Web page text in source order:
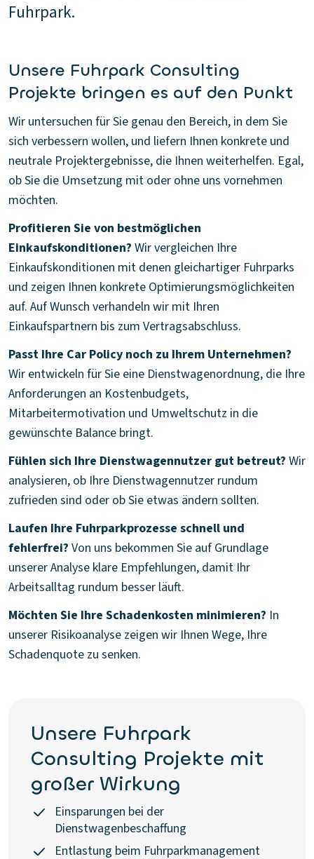
Fuhrpark.
Unsere Fuhrpark Consulting
Projekte bringen es auf den Punkt
Wir untersuchen für Sie genau den Bereich, in dem Sie
sich verbessern wollen, und liefern Ihnen konkrete und
neutrale Projektergebnisse, die Ihnen weiterhelfen. Egal,
ob Sie die Umsetzung mit oder ohne uns vornehmen
möchten.
Profitieren Sie von bestmöglichen
Einkaufskonditionen? Wir vergleichen Ihre
Einkaufskonditionen mit denen gleichartiger Fuhrparks
und zeigen Ihnen konkrete Optimierungsmöglichkeiten
auf. Auf Wunsch verhandeln wir mit Ihren
Einkaufspartnern bis zum Vertragsabschluss.
Passt Ihre Car Policy noch zu Ihrem Unternehmen?
Wir entwickeln für Sie eine Dienstwagenordnung, die Ihre
Anforderungen an Kostenbudgets,
Mitarbeitermotivation und Umweltschutz in die
gewünschte Balance bringt.
Fühlen sich Ihre Dienstwagennutzer gut betreut? Wir
analysieren, ob Ihre Dienstwagennutzer rundum
zufrieden sind oder ob Sie etwas ändern sollten.
Laufen Ihre Fuhrparkprozesse schnell und
fehlerfrei? Von uns bekommen Sie auf Grundlage
unserer Analyse klare Empfehlungen, damit Ihr
Arbeitsalltag rundum besser läuft.
Möchten Sie Ihre Schadenkosten minimieren? In
unserer Risikoanalyse zeigen wir Ihnen Wege, Ihre
Schadenquote zu senken.
Unsere Fuhrpark
Consulting Projekte mit
großer Wirkung
Einsparungen bei der
Dienstwagenbeschaffung
Entlastung beim Fuhrparkmanagement